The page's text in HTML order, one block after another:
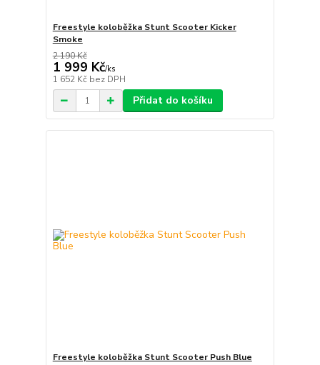
Freestyle koloběžka Stunt Scooter Kicker
Smoke
2 190 Kč
1 999 Kč/ks
1 652 Kč bez DPH
Přidat do košíku
Freestyle koloběžka Stunt Scooter Push Blue